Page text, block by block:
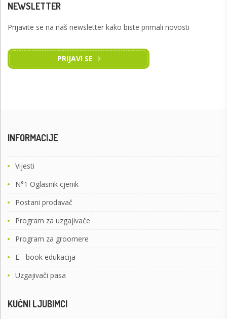
NEWSLETTER
Prijavite se na naš newsletter kako biste primali novosti
PRIJAVI SE
INFORMACIJE
Vijesti
N°1 Oglasnik cjenik
Postani prodavač
Program za uzgajivače
Program za groomere
E - book edukacija
Uzgajivači pasa
KUĆNI LJUBIMCI